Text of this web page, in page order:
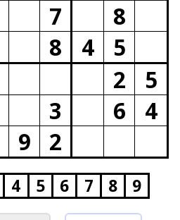
7
8
8
4
5
2
5
3 6
4
9 2
4 5 6 7 8 9